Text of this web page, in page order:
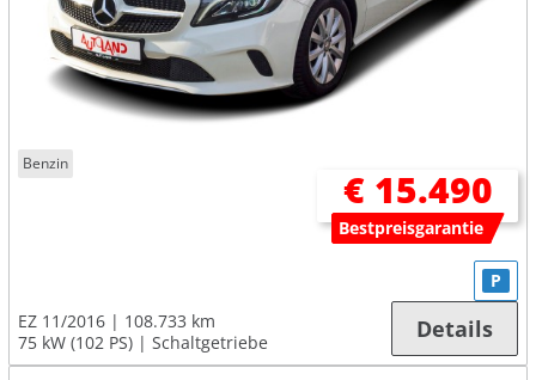
Benzin
€ 15.490
Bestpreisgarantie
EZ 11/2016
108.733 km
75 kW (102 PS)
Schaltgetriebe
P
Details